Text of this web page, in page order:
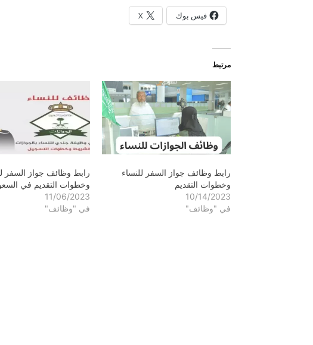
فيس بوك X
مرتبط
رابط وظائف جواز السفر للنساء
وخطوات التقديم
10/14/2023
في "وظائف"
رابط وظائف جواز السفر
وخطوات التقديم في
11/06/2023
في "وظائف"